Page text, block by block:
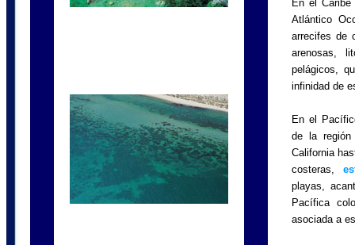
En el
Atlántico
arrecifes de
arenosas,
pelágicos,
infinidad de
En el
de la
California
costeras,
playas,
Pacífica
asociada a